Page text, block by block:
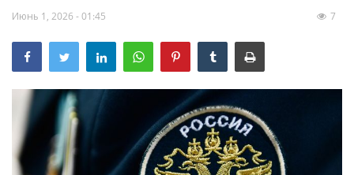
РОССИЯ
МИР
ЭКОНОМИКА
СПОРТ
КУЛЬТУРА
Июнь 1, 2026 - 01:45 7